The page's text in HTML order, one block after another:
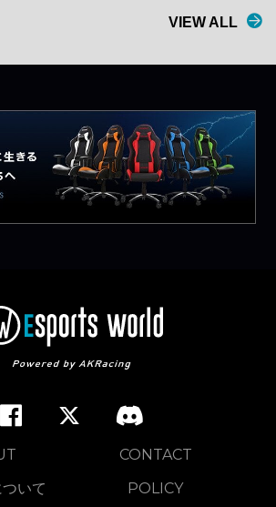
VIEW ALL
CONTACT
いて
POLICY